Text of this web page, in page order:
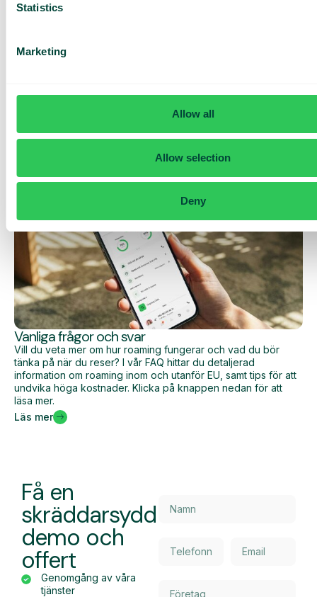
Statistics
Marketing
Allow all
Allow selection
Deny
Daily cost control
dina dagliga kostnader när du surfar utanför EU/EES.
Den dagliga begränsningen har en viss mängd data till ett
förutbestämt maxpris. När du har förbrukat den datamängden
Vanliga frågor och svar
Vill du veta mer om hur roaming fungerar och vad du bör
tänka på när du reser? I vår FAQ hittar du detaljerad
information om roaming inom och utanför EU, samt tips för att
undvika höga kostnader. Klicka på knappen nedan för att
läsa mer.
Läs mer
Få en
skräddarsydd
demo och
offert
Genomgång av våra
tjänster